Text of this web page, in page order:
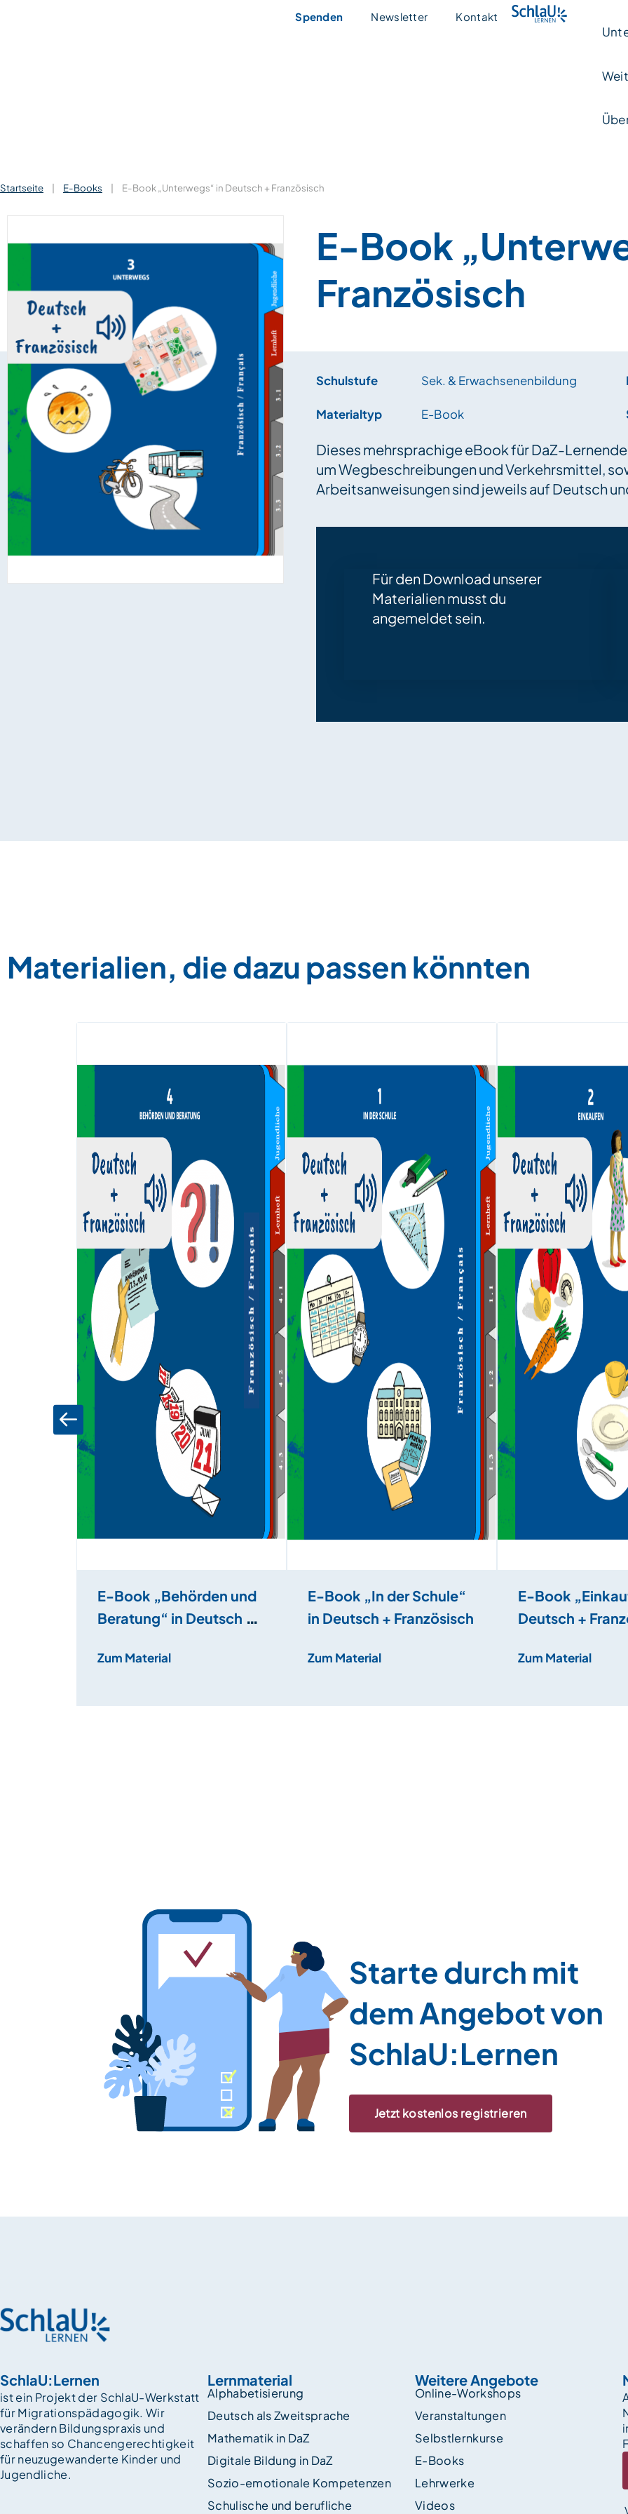
Spenden Newsletter Kontakt
Startseite | E-Books | E-Book „Unterwegs“ in Deutsch + Französisch
E-Book
Französisch
Schulstufe Sek. & Erwachsenenbildung
Materialtyp E-Book
Dieses mehrsprachige eBook für DaZ-
um Wegbeschreibungen und Verkehrsmittel,
Arbeitsanweisungen sind jeweils auf Deutsch
Für den Download unserer
Materialien musst du
angemeldet sein.
Materialien, die dazu passen könnten
E-Book „Behörden und
Beratung“ in Deutsch +
Zum Material
E-Book „In der Schule“
in Deutsch + Französisch
Zum Material
E-Book
Deutsch +
Zum Material
Starte durch mit
dem Angebot von
SchlaU:Lernen
Jetzt kostenlos registrieren
SchlaU:Lernen
ist ein Projekt der SchlaU-Werkstatt
für Migrationspädagogik. Wir
verändern Bildungspraxis und
schaffen so Chancen­gerechtigkeit
für neuzugewanderte Kinder und
Jugendliche.
Lernmaterial
Alphabetisierung
Deutsch als Zweitsprache
Mathematik in DaZ
Digitale Bildung in DaZ
Sozio-emotionale Kompetenzen
Schulische und berufliche
Weitere Angebote
Online-Workshops
Veranstaltungen
Selbstlernkurse
E-Books
Lehrwerke
Videos